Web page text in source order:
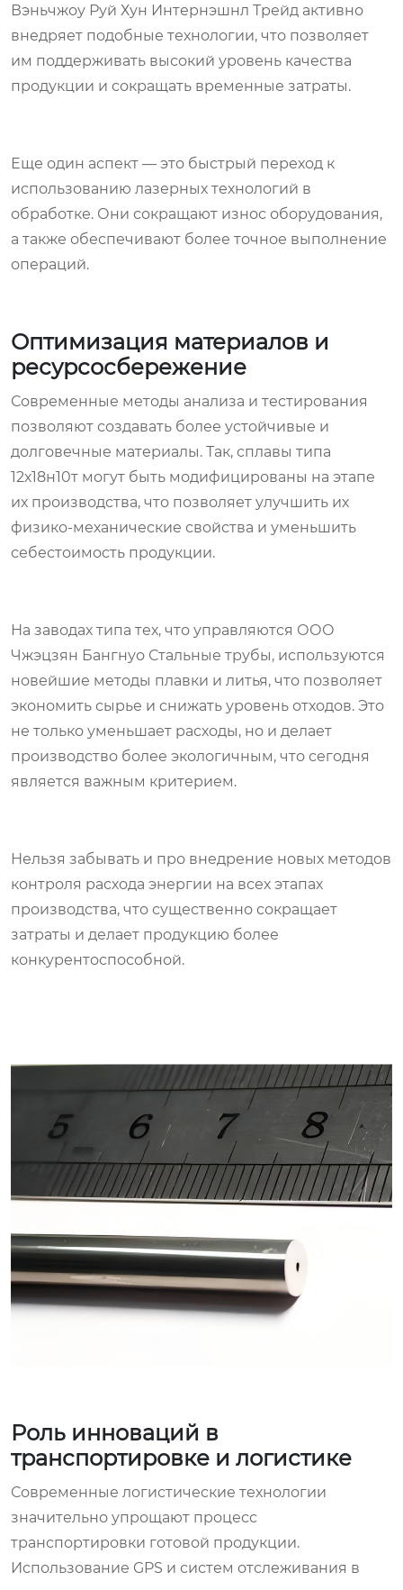
Вэньчжоу Руй Хун Интернэшнл Трейд активно
внедряет подобные технологии, что позволяет
им поддерживать высокий уровень качества
продукции и сокращать временные затраты.
Еще один аспект — это быстрый переход к
использованию лазерных технологий в
обработке. Они сокращают износ оборудования,
а также обеспечивают более точное выполнение
операций.
Оптимизация материалов и
ресурсосбережение
Современные методы анализа и тестирования
позволяют создавать более устойчивые и
долговечные материалы. Так, сплавы типа
12х18н10т могут быть модифицированы на этапе
их производства, что позволяет улучшить их
физико-механические свойства и уменьшить
себестоимость продукции.
На заводах типа тех, что управляются ООО
Чжэцзян Бангнуо Стальные трубы, используются
новейшие методы плавки и литья, что позволяет
экономить сырье и снижать уровень отходов. Это
не только уменьшает расходы, но и делает
производство более экологичным, что сегодня
является важным критерием.
Нельзя забывать и про внедрение новых методов
контроля расхода энергии на всех этапах
производства, что существенно сокращает
затраты и делает продукцию более
конкурентоспособной.
Роль инноваций в
транспортировке и логистике
Современные логистические технологии
значительно упрощают процесс
транспортировки готовой продукции.
Использование GPS и систем отслеживания в